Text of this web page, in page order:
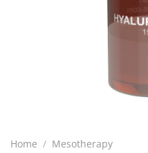
Home / Mesotherapy